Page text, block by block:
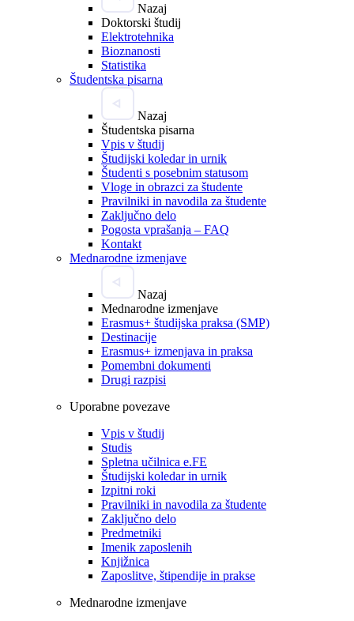
Nazaj
Doktorski študij
Elektrotehnika
Bioznanosti
Statistika
Študentska pisarna
Nazaj
Študentska pisarna
Vpis v študij
Študijski koledar in urnik
Študenti s posebnim statusom
Vloge in obrazci za študente
Pravilniki in navodila za študente
Zaključno delo
Pogosta vprašanja – FAQ
Kontakt
Mednarodne izmenjave
Nazaj
Mednarodne izmenjave
Erasmus+ študijska praksa (SMP)
Destinacije
Erasmus+ izmenjava in praksa
Pomembni dokumenti
Drugi razpisi
Uporabne povezave
Vpis v študij
Studis
Spletna učilnica e.FE
Študijski koledar in urnik
Izpitni roki
Pravilniki in navodila za študente
Zaključno delo
Predmetniki
Imenik zaposlenih
Knjižnica
Zaposlitve, štipendije in prakse
Mednarodne izmenjave